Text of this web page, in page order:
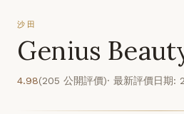
沙田
Genius
4.98(205 公開評價)· 最新評價日期: